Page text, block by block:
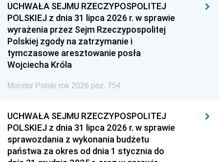
UCHWAŁA SEJMU RZECZYPOSPOLITEJ
POLSKIEJ z dnia 31 lipca 2026 r. w sprawie
wyrażenia przez Sejm Rzeczypospolitej
Polskiej zgody na zatrzymanie i
tymczasowe aresztowanie posła
Wojciecha Króla
Monitor Polski rok 2026 poz. 754
UCHWAŁA SEJMU RZECZYPOSPOLITEJ
POLSKIEJ z dnia 31 lipca 2026 r. w sprawie
sprawozdania z wykonania budżetu
państwa za okres od dnia 1 stycznia do